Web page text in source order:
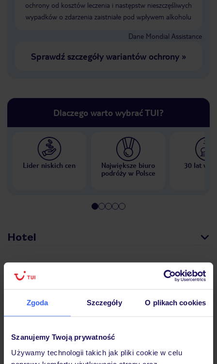
Zgoda Szczegóły O plikach cookies
Szanujemy Twoją prywatność
Używamy technologii takich jak pliki cookie w celu
ochrony od kosztów leczenia i następstw nieszczęśliwych
wypadków o zdarzenia zaistniałe pod wpływem alkoholu
Dane Mondial Assistance
Sprawdź szczegóły wariantów ochrony»
Dlaczego warto wybrać TUI?
Lider niskich cen
Największe biuro
podróży w Polsce
30 lat w
Hotel
Opinie
Pokoje
Wyżywienie